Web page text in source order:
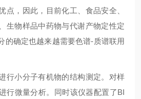
点，因此，目前化工、食品安全、
生物样品中药物与代谢产物定性定
的确定也越来越需要色谱-质谱联用
行小分子有机物的结构测定。对样
行微量分析。同时该仪器配置了BI